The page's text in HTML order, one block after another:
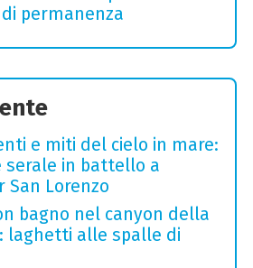
permanenza
e miti del cielo in mare:
serale in battello a
San Lorenzo
bagno nel canyon della
laghetti alle spalle di